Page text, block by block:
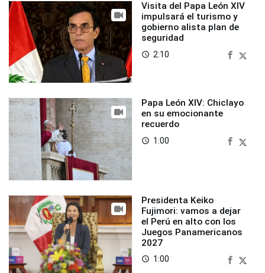
Visita del Papa León XIV
impulsará el turismo y
gobierno alista plan de
seguridad
access_time 2:10
Papa León XIV: Chiclayo
en su emocionante
recuerdo
access_time 1:00
Presidenta Keiko
Fujimori: vamos a dejar
el Perú en alto con los
Juegos Panamericanos
2027
access_time 1:00